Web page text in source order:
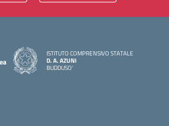
ISTITUTO COMPRENSIVO STATALE
D. A. AZUNI
BUDDUSO'